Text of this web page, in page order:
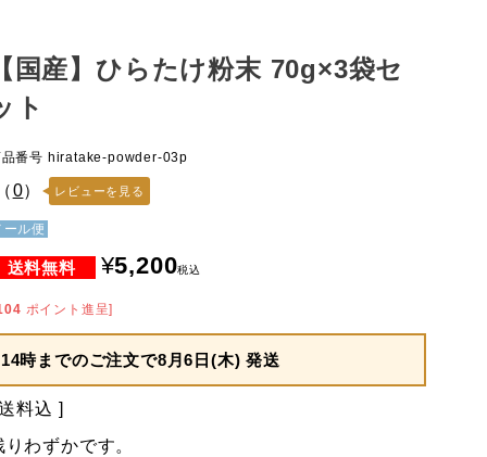
国産】ひらたけ粉末 70g×3袋セ
ト
番号 hiratake-powder-03p
0） レビューを見る
ール便
¥5,200税込
ポイント進呈]
14時までのご注文で8月6日(木) 発送
料込
りわずかです。